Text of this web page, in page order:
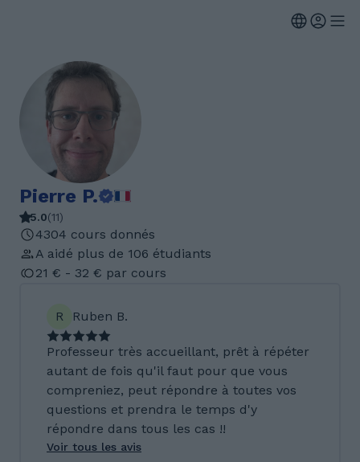
Pierre P.
5.0(11)
4304 cours donnés
A aidé plus de 106 étudiants
21 € - 32 € par cours
R Ruben B.
Professeur très accueillant, prêt à répéter
autant de fois qu'il faut pour que vous
compreniez, peut répondre à toutes vos
questions et prendra le temps d'y
répondre dans tous les cas !!
Voir tous les avis